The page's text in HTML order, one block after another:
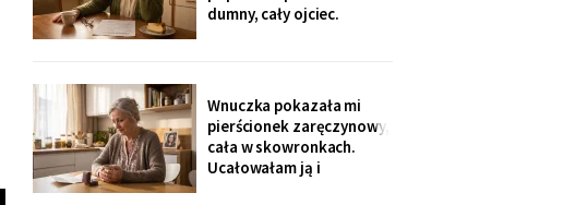
dumny, cały ojciec.
prezent ślubny".
Wieczorem zadzwonił i
długo milczał w
słuchawce - pierwszy raz
od lat
Wnuczka pokazała mi
pierścionek zaręczynowy,
cała w skowronkach.
Ucałowałam ją i